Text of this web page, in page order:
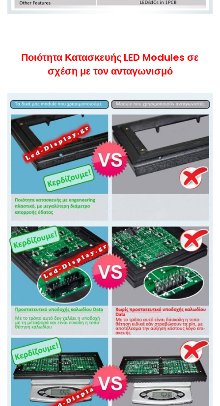
Ποιότητα Κατασκευής LED Modules σε
σχέση με τον ανταγωνισμό